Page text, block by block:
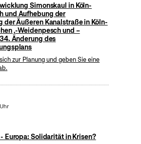
Simonskaul in Köln-
und Aufhebung der
der Äußeren Kanalstraße in Köln-
,-Weidenpesch und –
Änderung des
zur Planung und geben Sie eine
Europa: Solidarität in Krisen?